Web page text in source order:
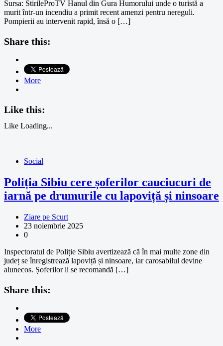
Sursa: StirileProTV Hanul din Gura Humorului unde o turistă a
murit într-un incendiu a primit recent amenzi pentru nereguli.
Pompierii au intervenit rapid, însă o […]
Share this:
More
Like this:
Like Loading...
Social
Poliția Sibiu cere șoferilor cauciucuri de
iarnă pe drumurile cu lapoviță și ninsoare
Ziare pe Scurt
23 noiembrie 2025
0
Inspectoratul de Poliție Sibiu avertizează că în mai multe zone din
județ se înregistrează lapoviță și ninsoare, iar carosabilul devine
alunecos. Șoferilor li se recomandă […]
Share this:
More